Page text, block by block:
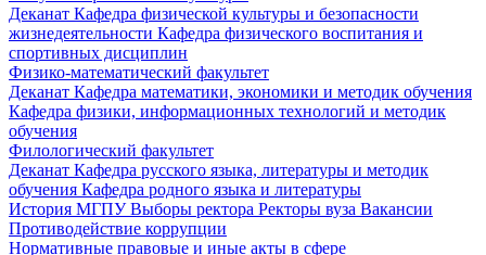
Деканат Кафедра физической культуры и безопасности
жизнедеятельности Кафедра физического воспитания и
спортивных дисциплин
Физико-математический факультет
Деканат Кафедра математики, экономики и методик обучения
Кафедра физики, информационных технологий и методик
обучения
Филологический факультет
Деканат Кафедра русского языка, литературы и методик
обучения Кафедра родного языка и литературы
История МГПУВыборы ректора Ректоры вуза Вакансии
Противодействие коррупции
Нормативные правовые и иные акты в сфере